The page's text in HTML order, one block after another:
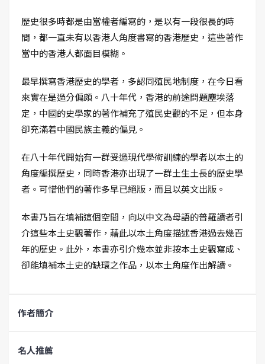
歷史很多時都是由當權者編寫的，是以有一段很長的時
間，都一直未有以香港人角度書寫的香港歷史，這些著作
當中的香港人都面目模糊。
最早撰寫香港歷史的學者，多認同殖民地制度，在今日看
來實在是過分偏頗。八十年代，香港的前途問題塵埃落
定，中國的史學家的著作補充了殖民史觀的不足，但本身
卻充滿着中國民族主義的偏見。
在八十年代開始有一群受過現代學術訓練的學者以本土的
角度編撰歷史，同時香港亦出現了一群土生土長的歷史學
者。可惜他們的著作多早已絕版，而且以英文出版。
本書乃旨在填補這個空間，向以中文為母語的普羅讀者引
介這些本土史觀著作，藉此以本土角度描述香港過去幾百
年的歷史。此外，本書亦引介幾本並非按本土史觀寫成、
卻能填補本土史的缺環之作品，以本土角度作出解讀。
作者簡介
名人推薦